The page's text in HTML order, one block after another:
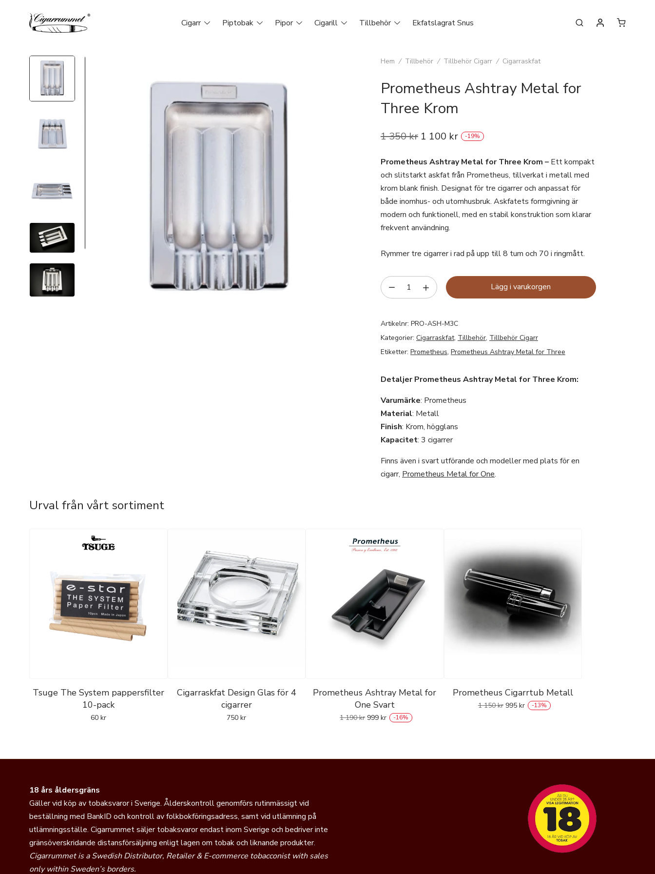
Cigarr Piptobak Pipor Cigarill Tillbehör Ekfatslagrat Snus
Hem / Tillbehör / Tillbehör Cigarr / Cigarraskfat
Prometheus Ashtray Metal for
Three Krom
1 350kr 1 100 kr -19%
Prometheus Ashtray Metal for Three Krom – Ett kompakt
och slitstarkt askfat från Prometheus, tillverkat i metall med
krom blank finish. Designat för tre cigarrer och anpassat för
både inomhus- och utomhusbruk. Askfatets formgivning är
modern och funktionell, med en stabil konstruktion som klarar
frekvent användning.
Rymmer tre cigarrer i rad på upp till 8 tum och 70 i ringmått.
Lägg i varukorgen
Artikelnr: PRO-ASH-M3C
Kategorier: Cigarraskfat, Tillbehör, Tillbehör Cigarr
Etiketter: Prometheus, Prometheus Ashtray Metal for Three
Detaljer Prometheus Ashtray Metal for Three Krom:
Varumärke: Prometheus
Material: Metall
Finish: Krom, högglans
Kapacitet: 3 cigarrer
Finns även i svart utförande och modeller med plats för en
cigarr, Prometheus Metal for One.
Urval från vårt sortiment
Tsuge The System pappersfilter
10-pack
60 kr
Cigarraskfat Design Glas för 4
cigarrer
750kr
Prometheus Ashtray Metal for
One Svart
1 190kr 999kr -16%
Prometheus Cigarrtub Metall
1 150kr 995 kr -13%
18 års åldersgräns
Gäller vid köp av tobaksvaror i Sverige. Ålderskontroll genomförs rutinmässigt vid
beställning med BankID och kontroll av folkbokföringsadress, samt vid utlämning på
utlämningsställe. Cigarrummet säljer tobaksvaror endast inom Sverige och bedriver inte
gränsöverskridande distansförsäljning enligt lagen om tobak och liknande produkter.
Cigarrummet is a Swedish Distributor, Retailer & E-commerce tobacconist with sales
only within Sweden’s borders.